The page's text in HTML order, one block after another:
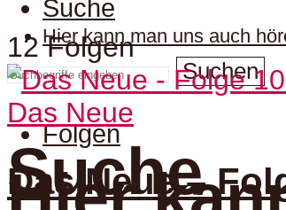
Hier kann man uns auch
Suchen
Folgen
Suche
Suche
12 Folgen
Das Neue
Das Neue –